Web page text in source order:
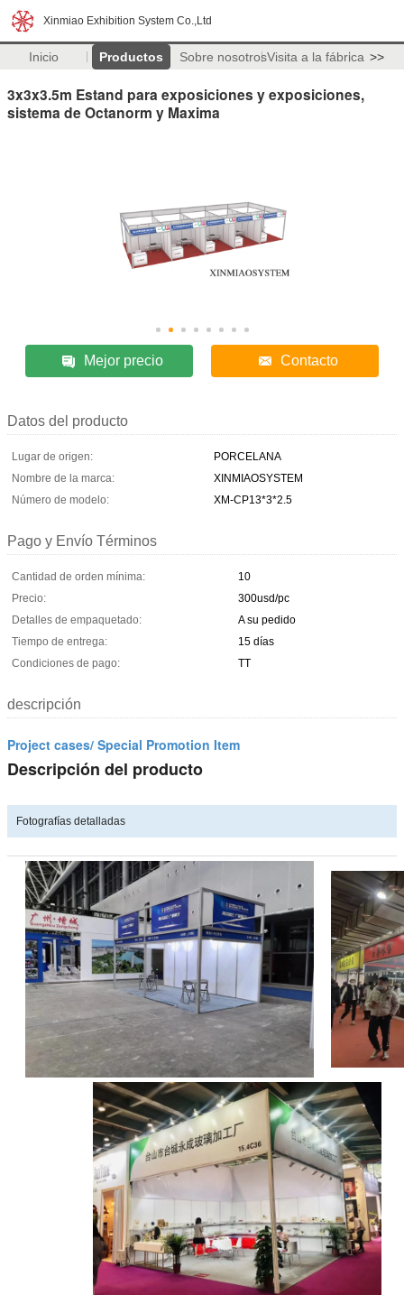
Xinmiao Exhibition System Co.,Ltd
Inicio Productos Sobre nosotrosVisita a la fábrica >>
3x3x3.5m Estand para exposiciones y exposiciones,
sistema de Octanorm y Maxima
Mejor precio Contacto
Datos del producto
Lugar de origen:
PORCELANA
Nombre de la marca:
XINMIAOSYSTEM
Número de modelo:
XM-CP13*3*2.5
Pago y Envío Términos
Cantidad de orden mínima:
10
Precio:
300usd/pc
Detalles de empaquetado:
A su pedido
Tiempo de entrega:
15 días
Condiciones de pago:
TT
descripción
Project cases/ Special Promotion Item
Descripción del producto
Fotografías detalladas